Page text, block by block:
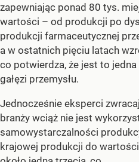
zapewniając ponad 80 tys.
wartości – od produkcji po
produkcji farmaceutycznej
a w ostatnich pięciu latach
co potwierdza, że jest to
gałęzi przemysłu.
Jednocześnie eksperci
branży wciąż nie jest
samowystarczalności
krajowej produkcji do